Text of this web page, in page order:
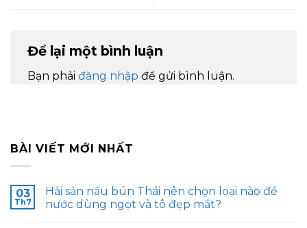
Để lại một bình luận
Bạn phải đăng nhập để gửi bình luận.
BÀI VIẾT MỚI NHẤT
03
Th7
Hải sản nấu bún Thái nên chọn loại nào để
nước dùng ngọt và tô đẹp mắt?